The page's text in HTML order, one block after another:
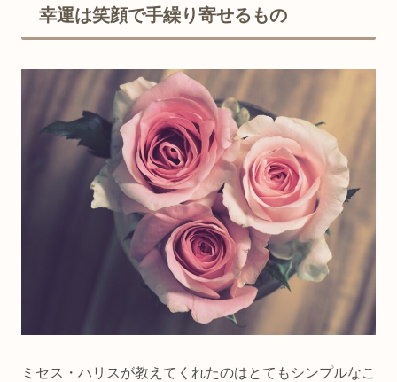
幸運は笑顔で手繰り寄せるもの
ミセス・ハリスが教えてくれたのはとてもシンプルなこ